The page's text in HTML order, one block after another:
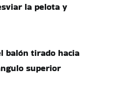
la pelota y
balón tirado hacia
superior